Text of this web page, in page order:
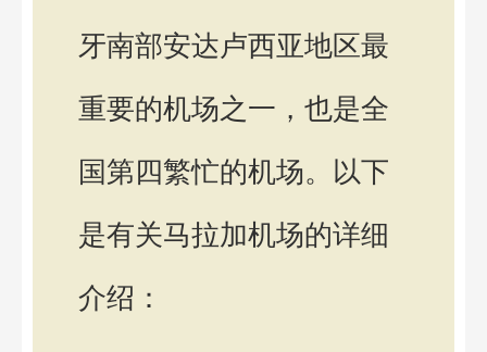
牙南部安达卢西亚地区最
重要的机场之一，也是全
国第四繁忙的机场。以下
是有关马拉加机场的详细
介绍：